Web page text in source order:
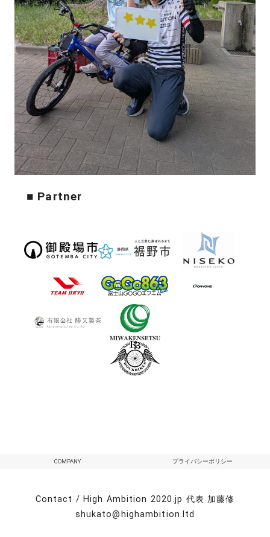
■ Partner
COMPANY プライバシーポリシー
Contact / High Ambition 2020.jp 代表 加藤修
shukato@highambition.ltd